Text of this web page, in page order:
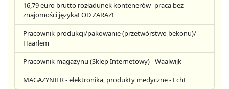
16,79 euro brutto rozładunek kontenerów- praca bez
znajomości języka! OD ZARAZ!
Pracownik produkcji/pakowanie (przetwórstwo bekonu)/
Haarlem
Pracownik magazynu (Sklep Internetowy) - Waalwijk
MAGAZYNIER - elektronika, produkty medyczne - Echt